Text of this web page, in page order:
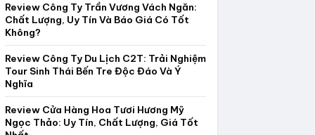
Review Công Ty Trần Vương Vách Ngăn:
Chất Lượng, Uy Tín Và Báo Giá Có Tốt
Không?
Review Công Ty Du Lịch C2T: Trải Nghiệm
Tour Sinh Thái Bến Tre Độc Đáo Và Ý
Nghĩa
Review Cửa Hàng Hoa Tươi Hương Mỹ
Ngọc Thảo: Uy Tín, Chất Lượng, Giá Tốt